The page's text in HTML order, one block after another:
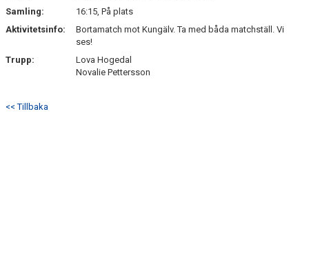
Samling:
16:15, På plats
Aktivitetsinfo:
Bortamatch mot Kungälv. Ta med båda matchställ. Vi
ses!
Trupp:
Lova Hogedal
Novalie Pettersson
<< Tillbaka